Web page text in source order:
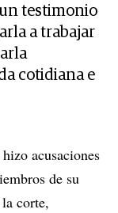
testimonio
a trabajar
cotidiana e
acusaciones
de su
corte,